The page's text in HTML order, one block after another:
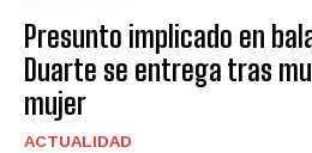
Presunto implicado en
Duarte se entrega tras
mujer
ACTUALIDAD